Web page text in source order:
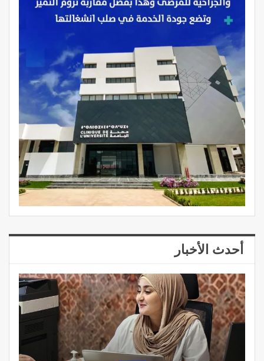
أحدث الأخبار